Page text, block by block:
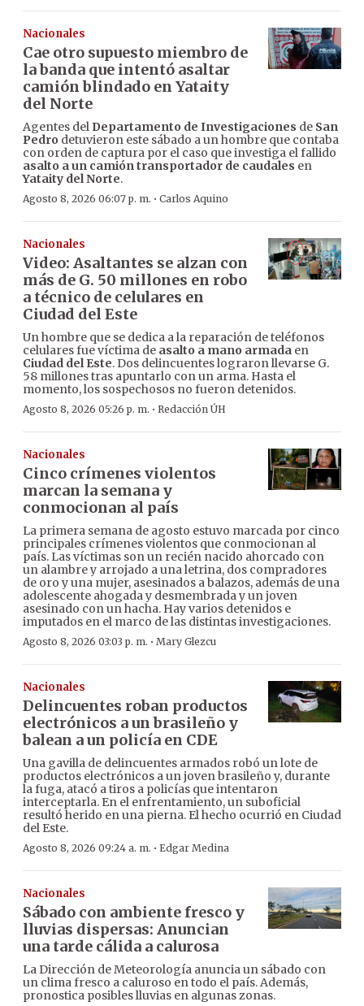
Nacionales
Cae otro supuesto miembro de
la banda que intentó asaltar
camión blindado en Yataity
del Norte
Agentes del Departamento de Investigaciones de San
Pedro detuvieron este sábado a un hombre que contaba
con orden de captura por el caso que investiga el fallido
asalto a un camión transportador de caudales en
Yataity del Norte.
Agosto 8, 2026 06:07 p. m. · Carlos Aquino
Nacionales
Video: Asaltantes se alzan con
más de G. 50 millones en robo
a técnico de celulares en
Ciudad del Este
Un hombre que se dedica a la reparación de teléfonos
celulares fue víctima de asalto a mano armada en
Ciudad del Este. Dos delincuentes lograron llevarse G.
58 millones tras apuntarlo con un arma. Hasta el
momento, los sospechosos no fueron detenidos.
Agosto 8, 2026 05:26 p. m. · Redacción ÚH
Nacionales
Cinco crímenes violentos
marcan la semana y
conmocionan al país
La primera semana de agosto estuvo marcada por cinco
principales crímenes violentos que conmocionan al
país. Las víctimas son un recién nacido ahorcado con
un alambre y arrojado a una letrina, dos compradores
de oro y una mujer, asesinados a balazos, además de una
adolescente ahogada y desmembrada y un joven
asesinado con un hacha. Hay varios detenidos e
imputados en el marco de las distintas investigaciones.
Agosto 8, 2026 03:03 p. m. · Mary Glezcu
Nacionales
Delincuentes roban productos
electrónicos a un brasileño y
balean a un policía en CDE
Una gavilla de delincuentes armados robó un lote de
productos electrónicos a un joven brasileño y, durante
la fuga, atacó a tiros a policías que intentaron
interceptarla. En el enfrentamiento, un suboficial
resultó herido en una pierna. El hecho ocurrió en Ciudad
del Este.
Agosto 8, 2026 09:24 a. m. · Edgar Medina
Nacionales
Sábado con ambiente fresco y
lluvias dispersas: Anuncian
una tarde cálida a calurosa
La Dirección de Meteorología anuncia un sábado con
un clima fresco a caluroso en todo el país. Además,
pronostica posibles lluvias en algunas zonas.